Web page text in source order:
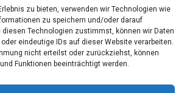
Bernd
Bio-
zu bieten, verwenden wir Technologien wie
zu speichern und/oder darauf
diesen Technologien zustimmst, können wir Daten
eindeutige IDs auf dieser Website verarbeiten.
nicht erteilst oder zurückziehst, können
Funktionen beeinträchtigt werden.